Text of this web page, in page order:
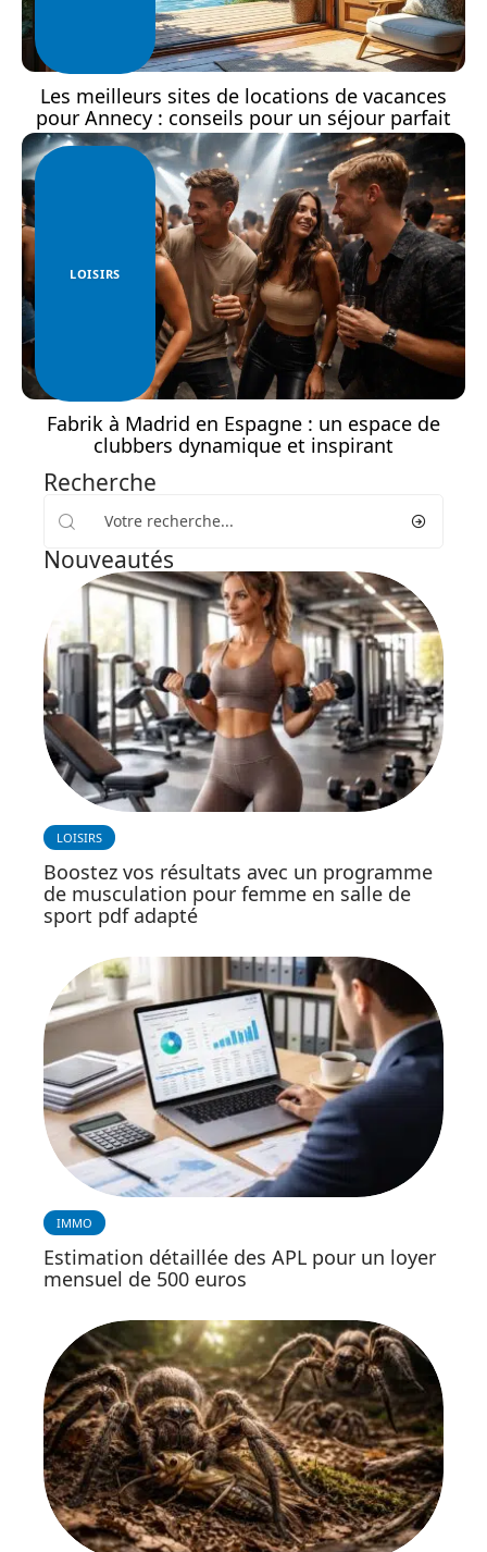
Les meilleurs sites de locations de vacances
pour Annecy : conseils pour un séjour parfait
LOISIRS
Fabrik à Madrid en Espagne : un espace de
clubbers dynamique et inspirant
Recherche
Nouveautés
LOISIRS
Boostez vos résultats avec un programme
de musculation pour femme en salle de
sport pdf adapté
IMMO
Estimation détaillée des APL pour un loyer
mensuel de 500 euros